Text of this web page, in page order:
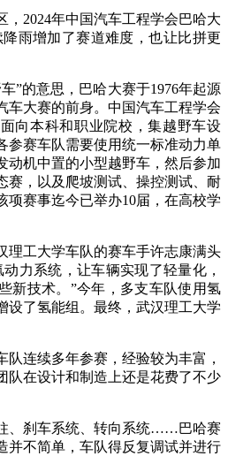
2024年中国汽车工程学会巴哈大
雨增加了赛道难度，也让比拼更
的意思，巴哈大赛于1976年起源
车大赛的前身。中国汽车工程学会
向本科和职业院校，集越野车设
参赛车队需要使用统一标准动力单
动机中置的小型越野车，然后参加
赛，以及爬坡测试、操控测试、耐
项赛事迄今已举办10届，在高校学
工大学车队的赛车手许志康满头
力系统，让车辆实现了轻量化，
新技术。”今年，多支车队使用氢
设了氢能组。最终，武汉理工大学
连续多年参赛，经验较为丰富，
队在设计和制造上还是花费了不少
刹车系统、转向系统……巴哈赛
并不简单，车队得反复调试并进行